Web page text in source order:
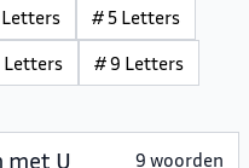
# 5 Letters
Letters
# 9 Letters
met U 9 woorden